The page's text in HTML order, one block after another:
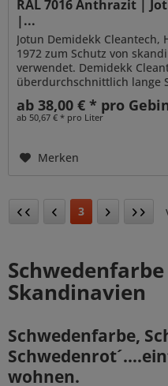
RAL 7016 Anthrazit |
|...
Jotun Demidekk
1972 zum Schutz von
verwendet. Demidekk
überdurchschnittlich lange
penetrierende
ab 38,00 € * pro
ab 50,67 € * pro Liter
Merken
3
Skandinavien
Schwedenfarbe,
wohnen.